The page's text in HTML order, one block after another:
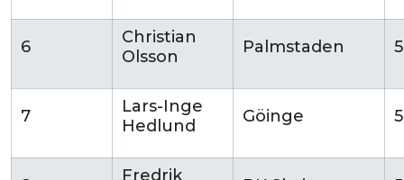
6
Christian
Olsson
Palmstaden
7
Lars-Inge
Hedlund
Göinge
Fredrik